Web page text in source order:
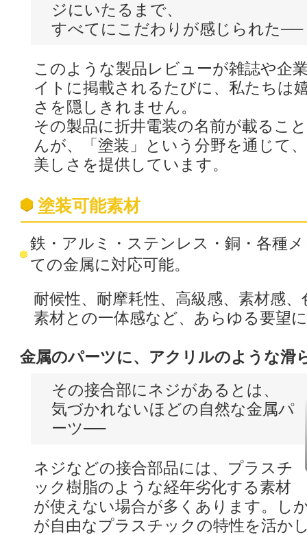
ジにいたるまで、
すべてにこだわりが感じられた──
このような製品レビューが雑誌や企
イトに掲載されるたびに、私たちは
さを隠しきれません。
その製品に折井電装の名前が載るこ
んが、「塗装」という分野を通じて
美しさを提供しています。
塗装可能素材
鉄・アルミ・ステンレス・銅・各種
ての金属に対応可能。
耐候性、耐摩耗性、高級感、素材感
素材との一体感など、あらゆる要望
金属のパーツに、アクリルのような滑
その接合部にネジがあるとは、
気づかれないほどの自然な金属パ
ーツ──
ネジなどの接合部品には、プラスチ
ック樹脂のような経年劣化する素材
が使えない場合が多くあります。し
が自由なプラスチックの特性を活か